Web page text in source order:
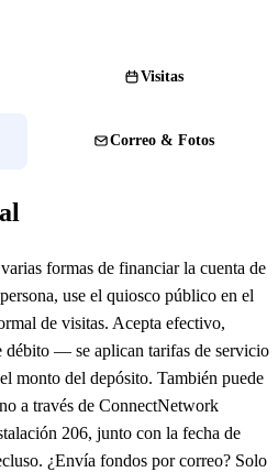
Visitas
Correo & Fotos
formas de financiar la cuenta de
use el quiosco público en el
de visitas. Acepta efectivo,
débito — se aplican tarifas de servicio
monto del depósito. También puede
a través de ConnectNetwork
206, junto con la fecha de
¿Envía fondos por correo? Solo